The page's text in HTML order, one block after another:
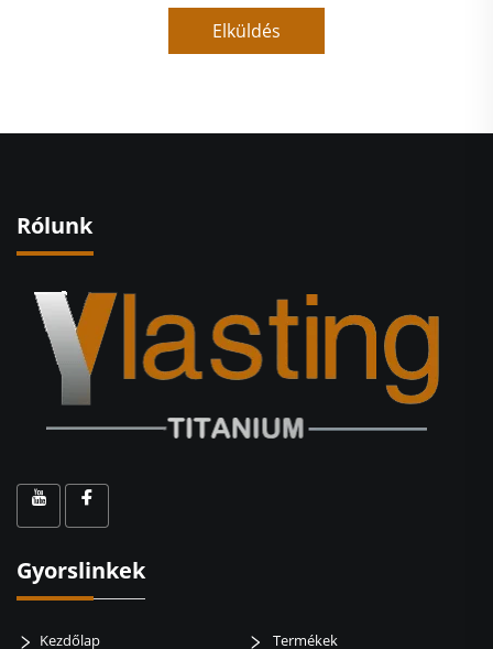
Elküldés
Rólunk
Gyorslinkek
Kezdőlap Termékek